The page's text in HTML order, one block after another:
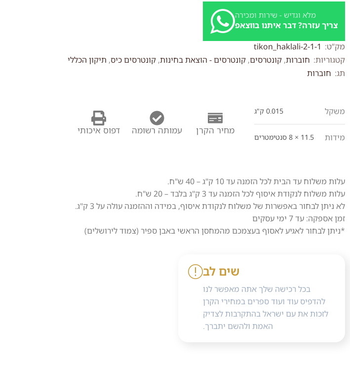
מלא וגדיש - שירות ומכירה
צריך עזרה? דבר איתנו בווצאפ
מק”ט: tikon_haklali-2-1-1
קטגוריות: חוברות, קונטרסים, קונטרסים - הוצאת בחינות, קונטרסים כיס, תיקון הכללי
תג: חוברות
משקל 0.015 ק"ג
מידות 11.5 × 8 סנטימטרים
מחיר הקרן עמותה רשומה דפוס איכותי
עלות משלוח עד הבית לכל הזמנה עד 10 ק"ג – 40 ש"ח.
עלות משלוח לנקודת איסוף לכל הזמנה עד 3 ק"ג בלבד – 20 ש"ח.
לא ניתן לבחור באפשרות של משלוח לנקודת איסוף, במידה וההזמנה עולה על 3 ק"ג.
זמן אספקה: עד 7 ימי עסקים
*ניתן לבחור לאגיע לאסוף בעצמכם מהמחסן הראשי באבן ספיר (צמוד לירושלים)
שים לב
בכל רכישה שלך אתה מאפשר לנו
להדפיס עוד ועוד ספרים במחירי הקרן
לזכות את עם ישראל בהתקרבות לצדיק
האמת ולהשם יתברך.